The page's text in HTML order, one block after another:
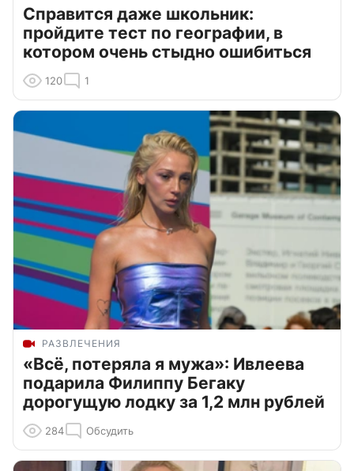
Справится даже школьник:
пройдите тест по географии, в
котором очень стыдно ошибиться
120 1
РАЗВЛЕЧЕНИЯ
«Всё, потеряла я мужа»: Ивлеева
подарила Филиппу Бегаку
дорогущую лодку за 1,2 млн рублей
284 Обсудить